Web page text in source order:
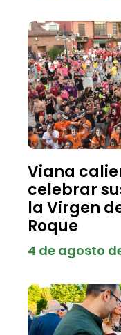
Viana
celebrar
la Virgen
Roque
4 de agosto